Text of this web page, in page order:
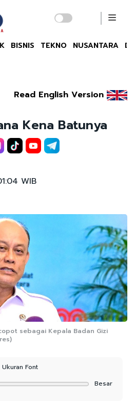
BISNIS TEKNO NUSANTARA
Read English Version
Kena Batunya
WIB
sebagai Kepala Badan Gizi
Ukuran Font
Besar